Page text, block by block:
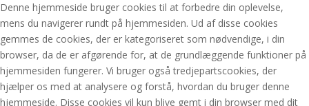
Denne hjemmeside bruger cookies til at forbedre din oplevelse,
mens du navigerer rundt på hjemmesiden. Ud af disse cookies
gemmes de cookies, der er kategoriseret som nødvendige, i din
browser, da de er afgørende for, at de grundlæggende funktioner på
hjemmesiden fungerer. Vi bruger også tredjepartscookies, der
hjælper os med at analysere og forstå, hvordan du bruger denne
hjemmeside. Disse cookies vil kun blive gemt i din browser med dit